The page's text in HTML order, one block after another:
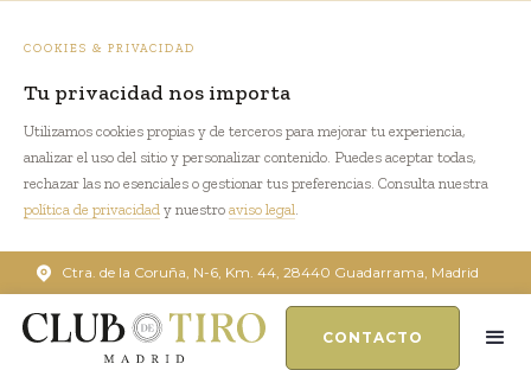
Política de cancelación
1. La cancelación de la misma sin previa
Ctra. de la Coruña, N-6, Km. 44, 28440 Guadarrama, Madrid
CONTACTO
COOKIES & PRIVACIDAD
Tu privacidad nos importa
Utilizamos cookies propias y de terceros para mejorar tu experiencia,
analizar el uso del sitio y personalizar contenido. Puedes aceptar todas,
rechazar las no esenciales o gestionar tus preferencias. Consulta nuestra
política de privacidad y nuestro aviso legal.
ACEPTAR TODAS
SOLO NECESARIAS